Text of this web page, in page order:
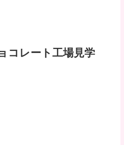
コレート工場見学